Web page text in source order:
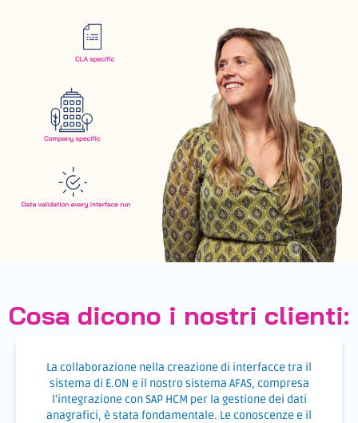
Cosa dicono i nostri clienti:
La collaborazione nella creazione di interfacce tra il
sistema di E.ON e il nostro sistema AFAS, compresa
l'integrazione con SAP HCM per la gestione dei dati
anagrafici, è stata fondamentale. Le conoscenze e il